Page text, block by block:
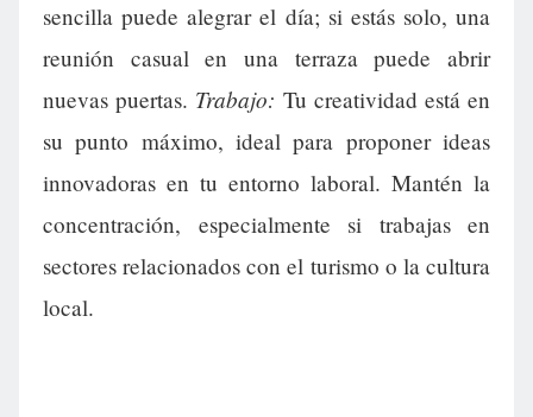
sencilla puede alegrar el día; si estás solo, una
reunión casual en una terraza puede abrir
nuevas puertas. Trabajo: Tu creatividad está en
su punto máximo, ideal para proponer ideas
innovadoras en tu entorno laboral. Mantén la
concentración, especialmente si trabajas en
sectores relacionados con el turismo o la cultura
local.